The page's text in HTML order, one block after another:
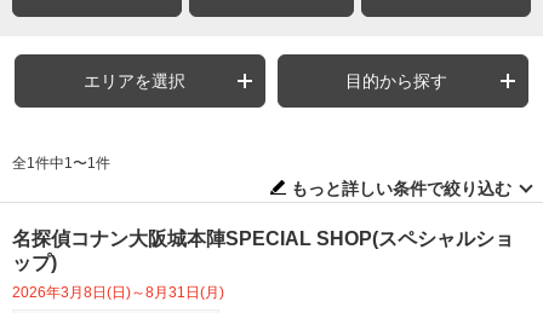
エリアを選択 目的から探す
全1件中1〜1件
もっと詳しい条件で絞り込む
名探偵コナン大阪城本陣SPECIAL SHOP(スペシャルショ
ップ)
2026年3月8日(日)～8月31日(月)